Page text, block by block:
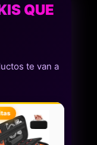
QUE
te van a